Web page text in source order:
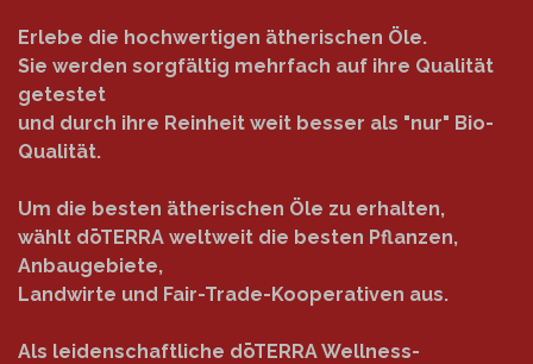
Erlebe die hochwertigen ätherischen Öle.
Sie werden sorgfältig mehrfach auf ihre Qualität
getestet
und durch ihre Reinheit weit besser als "nur" Bio-
Qualität.
Um die besten ätherischen Öle zu erhalten,
wählt dōTERRA weltweit die besten Pflanzen,
Anbaugebiete,
Landwirte und Fair-Trade-Kooperativen aus.
Als leidenschaftliche dōTERRA Wellness-